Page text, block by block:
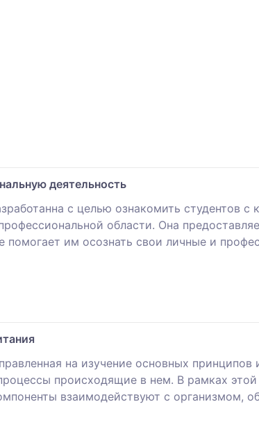
деятельность
с целью ознакомить студентов
области. Она
помогает им осознать свои личные и
на изучение основных
происходящие в нем. В рамках
взаимодействуют с организмом,